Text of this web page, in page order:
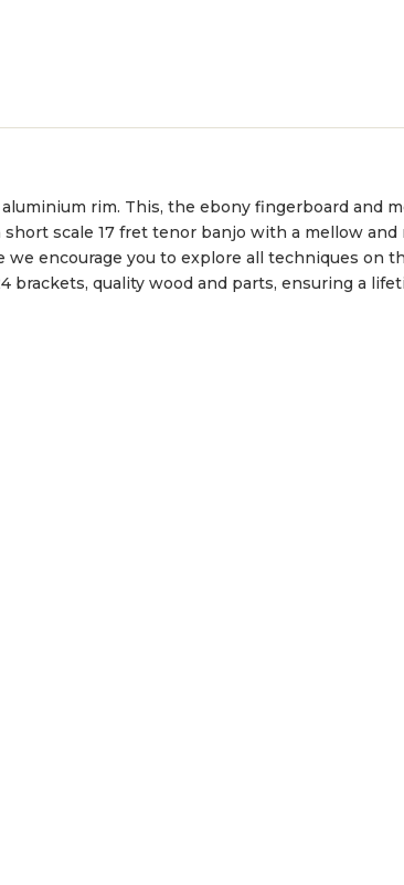
rim. This, the ebony fingerboard and
scale 17 fret tenor banjo with a mellow and
encourage you to explore all techniques on
quality wood and parts, ensuring a